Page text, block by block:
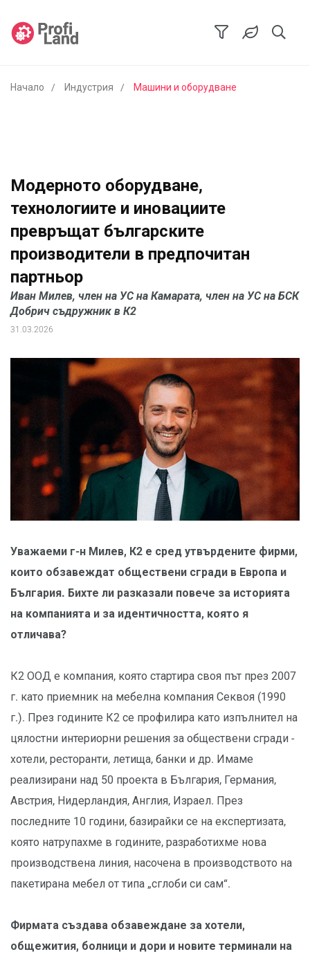
Начало Индустрия Машини и оборудване
Модерното оборудване,
технологиите и иновациите
превръщат българските
производители в предпочитан
партньор
Иван Милев, член на УС на Камарата, член на УС на БСК
Добрич съдружник в К2
31.03.2026
Уважаеми г-н Милев, К2 е сред утвърдените фирми,
които обзавеждат обществени сгради в Европа и
България. Бихте ли разказали повече за историята
на компанията и за идентичността, която я
отличава?
К2 ООД е компания, която стартира своя път през 2007
г. като приемник на мебелна компания Секвоя (1990
г.). През годините К2 се профилира като изпълнител на
цялостни интериорни решения за обществени сгради -
хотели, ресторанти, летища, банки и др. Имаме
реализирани над 50 проекта в България, Германия,
Австрия, Нидерландия, Англия, Израел. През
последните 10 години, базирайки се на експертизата,
която натрупахме в годините, разработихме нова
производствена линия, насочена в производството на
пакетирана мебел от типа „сглоби си сам“.
Фирмата създава обзавеждане за хотели,
общежития, болници и дори и новите терминали на